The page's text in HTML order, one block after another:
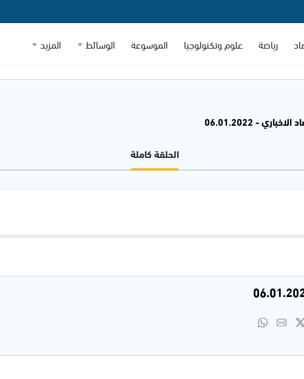
رياضة علوم وتكنولوجيا الموسوعة الوسائط المزيد
- 06.01.2022
الحلقة كاملة